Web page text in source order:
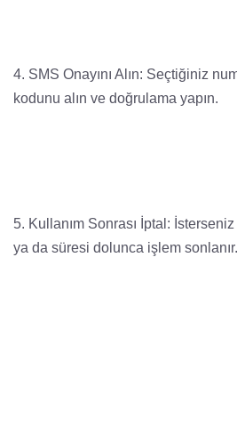
4. SMS Onayını Alın: Seçtiğiniz
kodunu alın ve doğrulama yapın.
5. Kullanım Sonrası İptal:
ya da süresi dolunca işlem sonlanır.